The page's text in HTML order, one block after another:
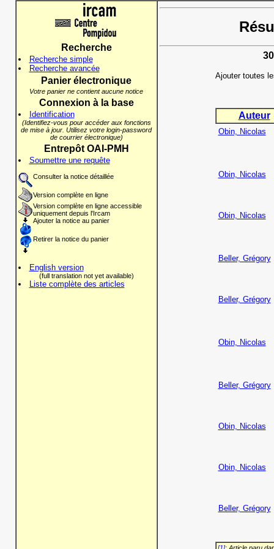
Recherche
Recherche simple
Recherche avancée
Panier électronique
Votre panier ne contient aucune notice
Connexion à la base
Identification
(Identifiez-vous pour accéder aux fonctions
de mise à jour. Utilisez votre login-password
de courrier électronique)
Entrepôt OAI-PMH
Soumettre une requête
Consulter la notice détaillée
Version complète en ligne
Version complète en ligne accessible
uniquement depuis l'Ircam
Ajouter la notice au panier
Retirer la notice du panier
English version
(full translation not yet available)
Liste complète des articles
Ajouter toutes
Auteur
Obin, Nicolas
Obin, Nicolas
Obin, Nicolas
Beller, Grégory
Beller, Grégory
Obin, Nicolas
Beller, Grégory
Obin, Nicolas
Obin, Nicolas
Beller, Grégory